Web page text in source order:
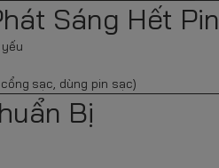
Sáng Hết Pin
sạc, dùng pin sạc)
Bị